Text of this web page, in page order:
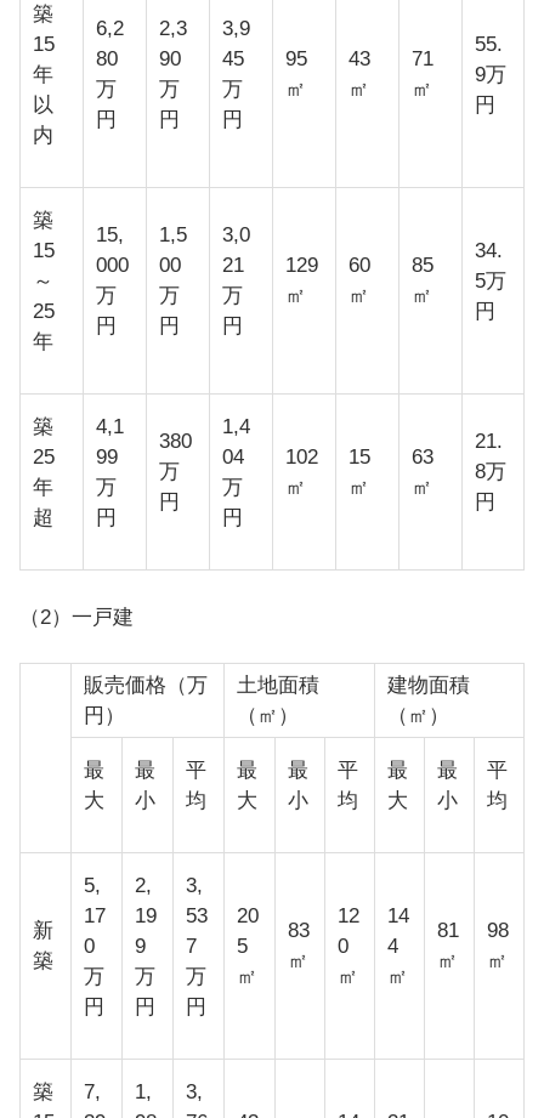
築
15
年
以
内
6,2
80
万
円
2,3
90
万
円
3,9
45
万
円
95
㎡
43
㎡
71
㎡
55.
9万
円
築
15
～
25
年
15,
000
万
円
1,5
00
万
円
3,0
21
万
円
129
㎡
60
㎡
85
㎡
34.
5万
円
築
25
年
超
4,1
99
万
円
380
万
円
1,4
04
万
円
102
㎡
15
㎡
63
㎡
21.
8万
円
（2）一戸建
販売価格（万
円）
土地面積
（㎡）
建物面積
（㎡）
最
大
最
小
平
均
最
大
最
小
平
均
最
大
最
小
平
均
新
築
5,
17
0
万
円
2,
19
9
万
円
3,
53
7
万
円
20
5
㎡
83
㎡
12
0
㎡
14
4
㎡
81
㎡
98
㎡
築
7,
1,
3,